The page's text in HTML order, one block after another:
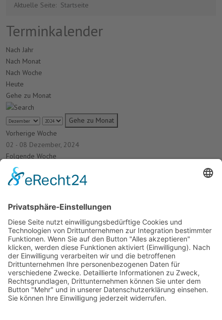
Aktuelle Seite: Startseite
Terminkalender
Nach Jahr
Nach Monat
Nach Woche
Heute
Gehe zu Monat
Gehe zu Monat
Vorherige Woche
02 - 08 Dezember, 2024
Folgende Woche
Es wurden keine Events gefunden
Termine
Keine Termine